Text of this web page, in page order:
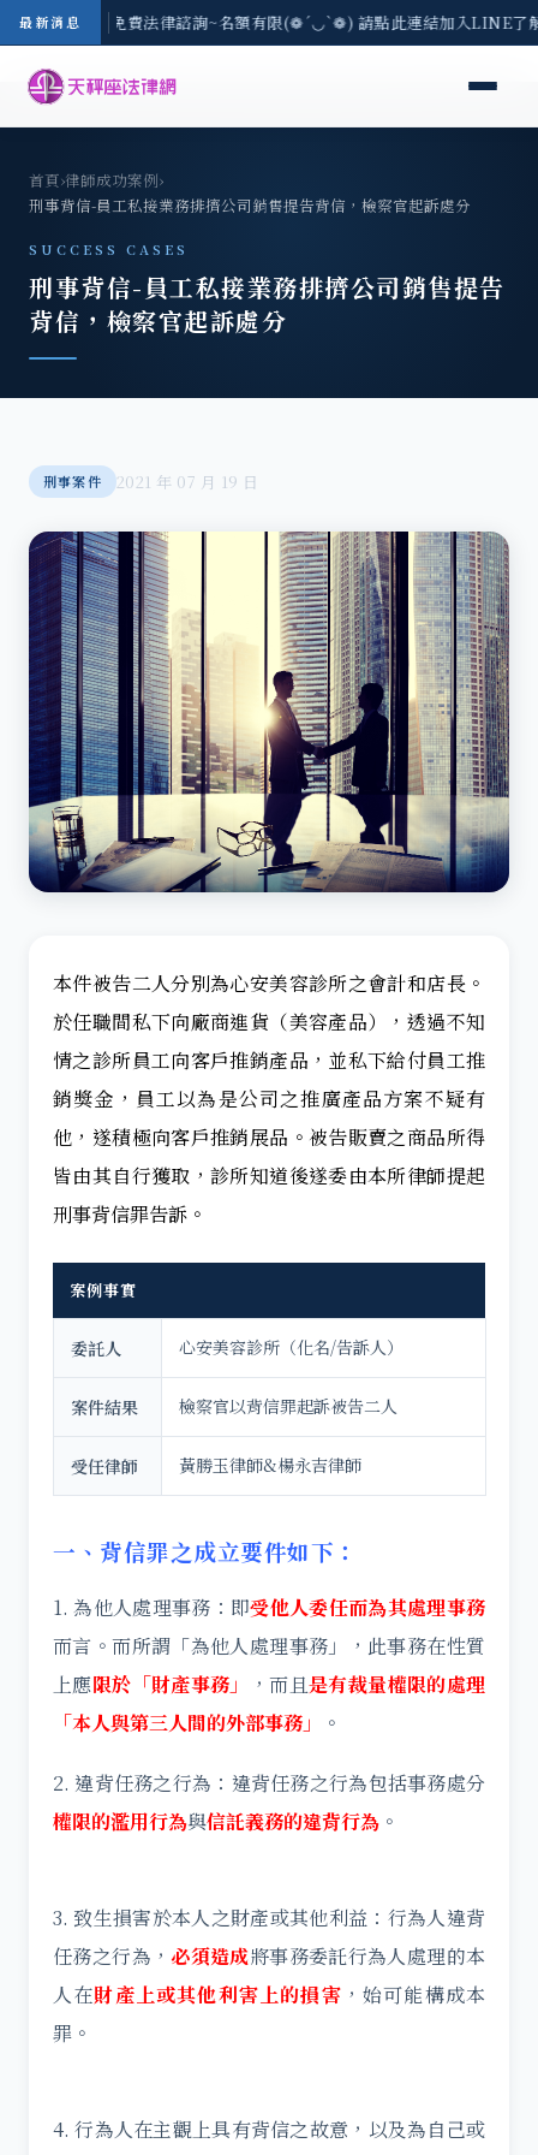
最新消息
-8/3(一) 現場免費法律諮詢~名額有限(❁´◡`❁) 請點此連結加入LINE
首頁›律師成功案例›
刑事背信-員工私接業務排擠公司銷售提告背信，檢察官起訴處分
SUCCESS CASES
刑事背信-員工私接業務排擠公司銷售提告
背信，檢察官起訴處分
刑事案件 2021 年 07 月 19 日
本件被告二人分別為心安美容診所之會計和店長。
於任職間私下向廠商進貨（美容產品），透過不知
情之診所員工向客戶推銷產品，並私下給付員工推
銷獎金，員工以為是公司之推廣產品方案不疑有
他，遂積極向客戶推銷展品。被告販賣之商品所得
皆由其自行獲取，診所知道後遂委由本所律師提起
刑事背信罪告訴。
案例事實
委託人 心安美容診所（化名/告訴人）
案件結果 檢察官以背信罪起訴被告二人
受任律師 黃勝玉律師&楊永吉律師
一、背信罪之成立要件如下：
1. 為他人處理事務：即受他人委任而為其處理事務
而言。而所謂「為他人處理事務」，此事務在性質
上應限於「財產事務」 ，而且是有裁量權限的處理
「本人與第三人間的外部事務」
。
2. 違背任務之行為：違背任務之行為包括事務處分
權限的濫用行為與信託義務的違背行為 。
3. 致生損害於本人之財產或其他利益：行為人違背
任務之行為， 必須造成將事務委託行為人處理的本
人在財產上或其他利害上的損害 ，始可能構成本
罪。
4. 行為人在主觀上具有背信之故意，以及為自己或